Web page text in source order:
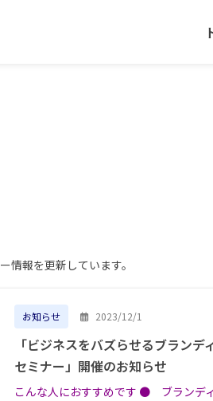
情報を更新しています。
お知らせ 2023/12/1
「ビジネスをバズらせるブランデ
セミナー」開催のお知らせ
こんな人におすすめです ● ブランデ